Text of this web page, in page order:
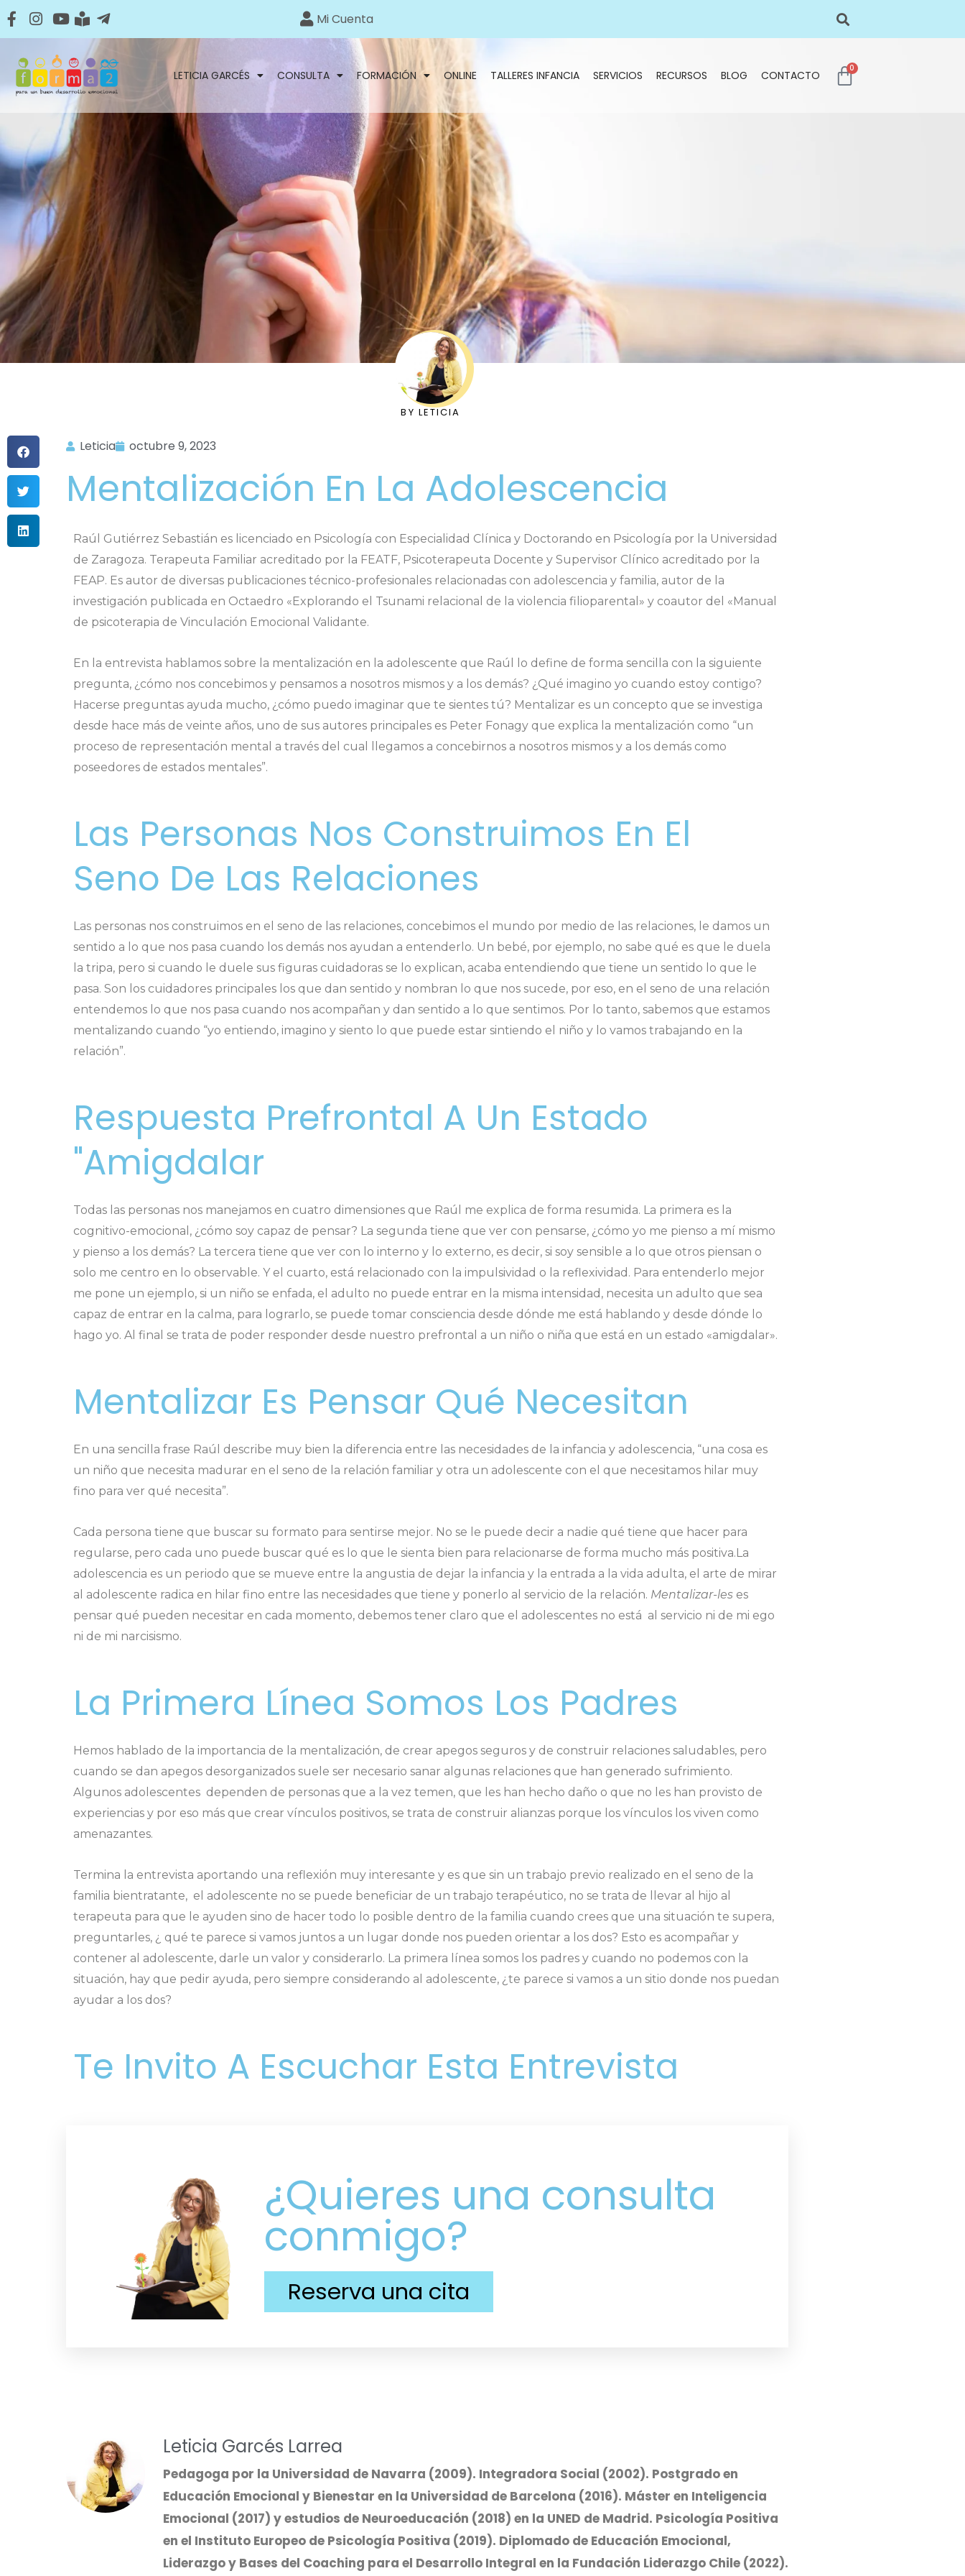
Mi Cuenta
LETICIA GARCÉS CONSULTA FORMACIÓN ONLINE TALLERES INFANCIA SERVICIOS RECURSOS BLOG CONTACTO
0
BY LETICIA
Leticia octubre 9, 2023
Mentalización En La Adolescencia
Raúl Gutiérrez Sebastián es licenciado en Psicología con Especialidad Clínica y Doctorando en Psicología por la Universidad
de Zaragoza. Terapeuta Familiar acreditado por la FEATF, Psicoterapeuta Docente y Supervisor Clínico acreditado por la
FEAP. Es autor de diversas publicaciones técnico-profesionales relacionadas con adolescencia y familia, autor de la
investigación publicada en Octaedro «Explorando el Tsunami relacional de la violencia filioparental» y coautor del «Manual
de psicoterapia de Vinculación Emocional Validante.
En la entrevista hablamos sobre la mentalización en la adolescente que Raúl lo define de forma sencilla con la siguiente
pregunta, ¿cómo nos concebimos y pensamos a nosotros mismos y a los demás? ¿Qué imagino yo cuando estoy contigo?
Hacerse preguntas ayuda mucho, ¿cómo puedo imaginar que te sientes tú? Mentalizar es un concepto que se investiga
desde hace más de veinte años, uno de sus autores principales es Peter Fonagy que explica la mentalización como “un
proceso de representación mental a través del cual llegamos a concebirnos a nosotros mismos y a los demás como
poseedores de estados mentales”.
Las Personas Nos Construimos En El
Seno De Las Relaciones
Las personas nos construimos en el seno de las relaciones, concebimos el mundo por medio de las relaciones, le damos un
sentido a lo que nos pasa cuando los demás nos ayudan a entenderlo. Un bebé, por ejemplo, no sabe qué es que le duela
la tripa, pero si cuando le duele sus figuras cuidadoras se lo explican, acaba entendiendo que tiene un sentido lo que le
pasa. Son los cuidadores principales los que dan sentido y nombran lo que nos sucede, por eso, en el seno de una relación
entendemos lo que nos pasa cuando nos acompañan y dan sentido a lo que sentimos. Por lo tanto, sabemos que estamos
mentalizando cuando “yo entiendo, imagino y siento lo que puede estar sintiendo el niño y lo vamos trabajando en la
relación”.
Respuesta Prefrontal A Un Estado
"amigdalar
Todas las personas nos manejamos en cuatro dimensiones que Raúl me explica de forma resumida. La primera es la
cognitivo-emocional, ¿cómo soy capaz de pensar? La segunda tiene que ver con pensarse, ¿cómo yo me pienso a mí mismo
y pienso a los demás? La tercera tiene que ver con lo interno y lo externo, es decir, si soy sensible a lo que otros piensan o
solo me centro en lo observable. Y el cuarto, está relacionado con la impulsividad o la reflexividad. Para entenderlo mejor
me pone un ejemplo, si un niño se enfada, el adulto no puede entrar en la misma intensidad, necesita un adulto que sea
capaz de entrar en la calma, para lograrlo, se puede tomar consciencia desde dónde me está hablando y desde dónde lo
hago yo. Al final se trata de poder responder desde nuestro prefrontal a un niño o niña que está en un estado «amigdalar».
Mentalizar Es Pensar Qué Necesitan
En una sencilla frase Raúl describe muy bien la diferencia entre las necesidades de la infancia y adolescencia, “una cosa es
un niño que necesita madurar en el seno de la relación familiar y otra un adolescente con el que necesitamos hilar muy
fino para ver qué necesita”.
Cada persona tiene que buscar su formato para sentirse mejor. No se le puede decir a nadie qué tiene que hacer para
regularse, pero cada uno puede buscar qué es lo que le sienta bien para relacionarse de forma mucho más positiva.La
adolescencia es un periodo que se mueve entre la angustia de dejar la infancia y la entrada a la vida adulta, el arte de mirar
al adolescente radica en hilar fino entre las necesidades que tiene y ponerlo al servicio de la relación. Mentalizar-leses
pensar qué pueden necesitar en cada momento, debemos tener claro que el adolescentes no está al servicio ni de mi ego
ni de mi narcisismo.
La Primera Línea Somos Los Padres
Hemos hablado de la importancia de la mentalización, de crear apegos seguros y de construir relaciones saludables, pero
cuando se dan apegos desorganizados suele ser necesario sanar algunas relaciones que han generado sufrimiento.
Algunos adolescentes dependen de personas que a la vez temen, que les han hecho daño o que no les han provisto de
experiencias y por eso más que crear vínculos positivos, se trata de construir alianzas porque los vínculos los viven como
amenazantes.
Termina la entrevista aportando una reflexión muy interesante y es que sin un trabajo previo realizado en el seno de la
familia bientratante, el adolescente no se puede beneficiar de un trabajo terapéutico, no se trata de llevar al hijo al
terapeuta para que le ayuden sino de hacer todo lo posible dentro de la familia cuando crees que una situación te supera,
preguntarles, ¿ qué te parece si vamos juntos a un lugar donde nos pueden orientar a los dos? Esto es acompañar y
contener al adolescente, darle un valor y considerarlo. La primera línea somos los padres y cuando no podemos con la
situación, hay que pedir ayuda, pero siempre considerando al adolescente, ¿te parece si vamos a un sitio donde nos puedan
ayudar a los dos?
Te Invito A Escuchar Esta Entrevista
¿Quieres una consulta
conmigo?
Reserva una cita
Leticia Garcés Larrea
Pedagoga por la Universidad de Navarra (2009). Integradora Social (2002). Postgrado en
Educación Emocional y Bienestar en la Universidad de Barcelona (2016). Máster en Inteligencia
Emocional (2017) y estudios de Neuroeducación (2018) en la UNED de Madrid. Psicología Positiva
en el Instituto Europeo de Psicología Positiva (2019). Diplomado de Educación Emocional,
Liderazgo y Bases del Coaching para el Desarrollo Integral en la Fundación Liderazgo Chile (2022).